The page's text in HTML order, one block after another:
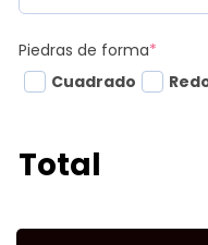
Piedras de forma*
Cuadrado
Total